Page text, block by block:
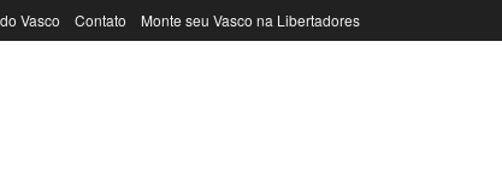
Vasco Contato Monte seu Vasco na Libertadores